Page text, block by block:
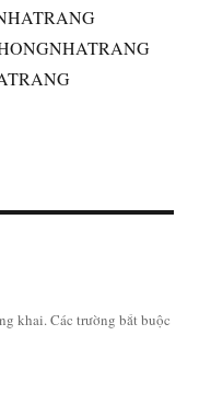
khai.Các trường bắt buộc